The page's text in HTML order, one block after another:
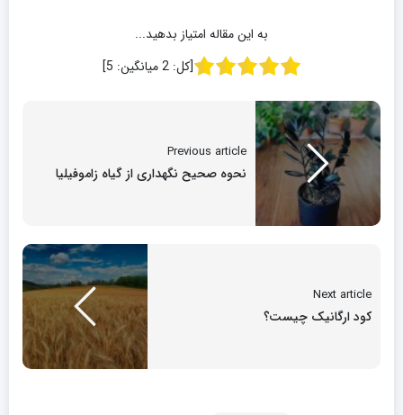
به این مقاله امتیاز بدهید...
[کل:2میانگین: 5
]
Previous article
نحوه صحیح نگهداری از گیاه زاموفیلیا
Next article
کود ارگانیک چیست؟